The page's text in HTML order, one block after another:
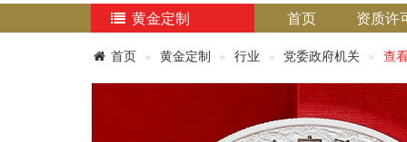
黄金定制 首页 资质许
首页 黄金定制 行业 党委政府机关 查